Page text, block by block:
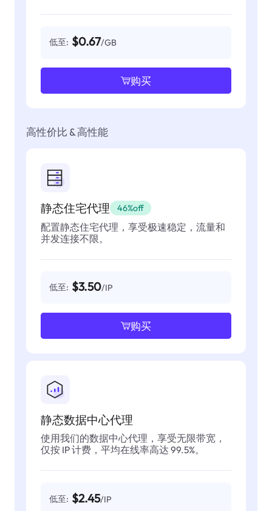
低至: $0.67/GB
购买
高性价比 & 高性能
静态住宅代理 46%off
配置静态住宅代理，享受极速稳定，流量和
并发连接不限。
低至: $3.50/IP
购买
静态数据中心代理
使用我们的数据中心代理，享受无限带宽，
仅按 IP 计费，平均在线率高达 99.5%。
低至: $2.45/IP